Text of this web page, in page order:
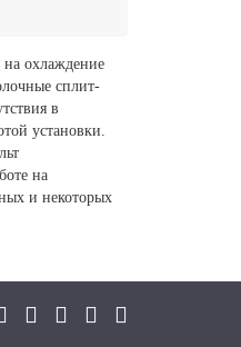
охлаждение
сплит-
в
установки.
на
и некоторых